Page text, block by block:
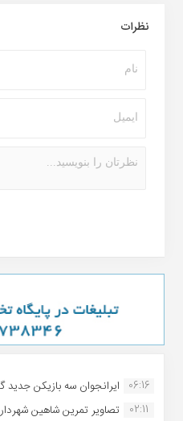
نظرات
06:16 ایرانجوان سه بازیکن جدید
02:11
تصاویر تمرین شاهین